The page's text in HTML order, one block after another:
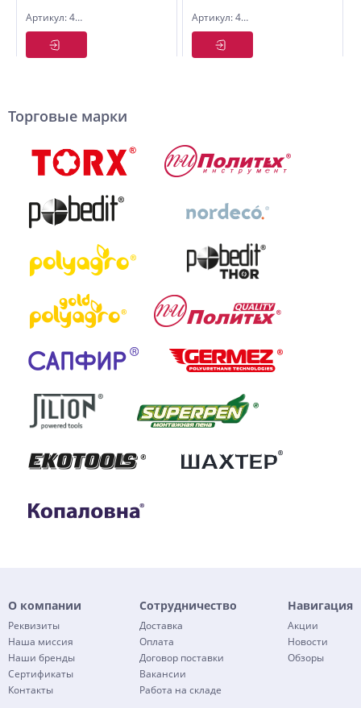
Артикул: 4005021
Артикул: 4022100
Торговые марки
О компании
Реквизиты
Наша миссия
Наши бренды
Сертификаты
Контакты
Сотрудничество
Доставка
Оплата
Договор поставки
Вакансии
Работа на складе
Навигация
Акции
Новости
Обзоры